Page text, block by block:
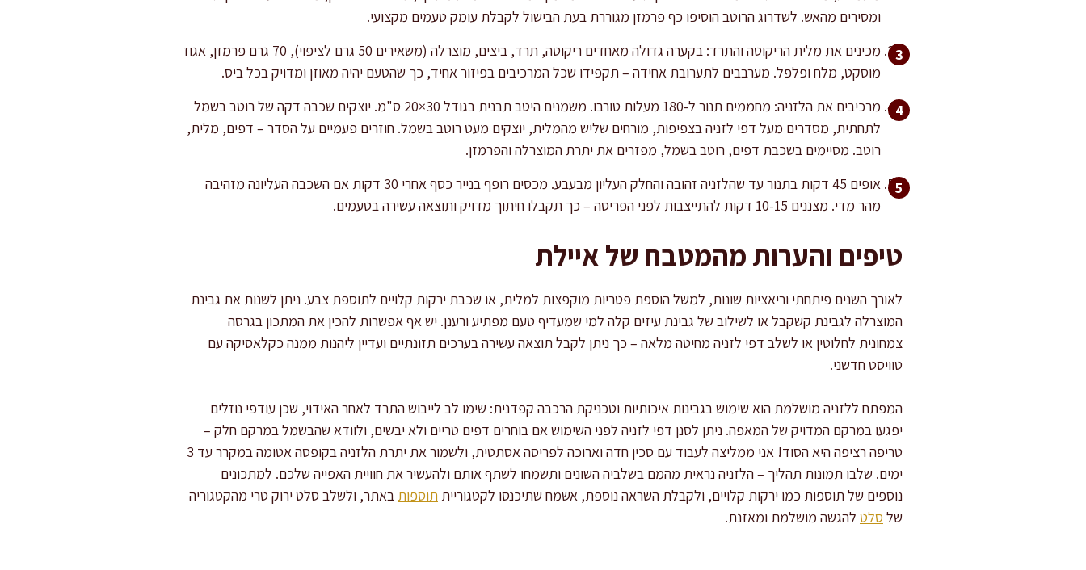
ומסירים מהאש. לשדרוג הרוטב הוסיפו כף פרמזן מגוררת בעת הבישול לקבלת עומק טעמים מקצועי.
מכינים את מלית הריקוטה והתרד: בקערה גדולה מאחדים ריקוטה, תרד, ביצים, מוצרלה (משאירים 50 גרם לציפוי), 70 גרם פרמזן, אגוז
מוסקט, מלח ופלפל. מערבבים לתערובת אחידה – תקפידו שכל המרכיבים בפיזור אחיד, כך שהטעם יהיה מאוזן ומדויק בכל ביס.
מרכיבים את הלזניה: מחממים תנור ל-180 מעלות טורבו. משמנים היטב תבנית בגודל 30×20 ס"מ. יוצקים שכבה דקה של רוטב בשמל
לתחתית, מסדרים מעל דפי לזניה בצפיפות, מורחים שליש מהמלית, יוצקים מעט רוטב בשמל. חוזרים פעמיים על הסדר – דפים, מלית,
רוטב. מסיימים בשכבת דפים, רוטב בשמל, מפזרים את יתרת המוצרלה והפרמזן.
אופים 45 דקות בתנור עד שהלזניה זהובה והחלק העליון מבעבע. מכסים רופף בנייר כסף אחרי 30 דקות אם השכבה העליונה מזהיבה
מהר מדי. מצננים 10-15 דקות להתייצבות לפני הפריסה – כך תקבלו חיתוך מדויק ותוצאה עשירה בטעמים.
טיפים והערות מהמטבח של איילת
לאורך השנים פיתחתי וריאציות שונות, למשל הוספת פטריות מוקפצות למלית, או שכבת ירקות קלויים לתוספת צבע. ניתן לשנות את גבינת
המוצרלה לגבינת קשקבל או לשילוב של גבינת עיזים קלה למי שמעדיף טעם מפתיע ורענן. יש אף אפשרות להכין את המתכון בגרסה
צמחונית לחלוטין או לשלב דפי לזניה מחיטה מלאה – כך ניתן לקבל תוצאה עשירה בערכים תזונתיים ועדיין ליהנות ממנה כקלאסיקה עם
טוויסט חדשני.
המפתח ללזניה מושלמת הוא שימוש בגבינות איכותיות וטכניקת הרכבה קפדנית: שימו לב לייבוש התרד לאחר האידוי, שכן עודפי נוזלים
יפגעו במרקם המדויק של המאפה. ניתן לסנן דפי לזניה לפני השימוש אם בוחרים דפים טריים ולא יבשים, ולוודא שהבשמל במרקם חלק –
טריפה רציפה היא הסוד! אני ממליצה לעבוד עם סכין חדה וארוכה לפריסה אסתטית, ולשמור את יתרת הלזניה בקופסה אטומה במקרר עד 3
ימים. שלבו תמונות תהליך – הלזניה נראית מהמם בשלביה השונים ותשמחו לשתף אותם ולהעשיר את חוויית האפייה שלכם. למתכונים
נוספים של תוספות כמו ירקות קלויים, ולקבלת השראה נוספת, אשמח שתיכנסו לקטגוריית תוספות באתר, ולשלב סלט ירוק טרי מהקטגוריה
של סלט להגשה מושלמת ומאזנת.